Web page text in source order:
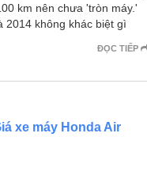
km nên chưa 'tròn máy.'
2014 không khác biệt gì
ĐỌC TIẾP
xe máy Honda Air